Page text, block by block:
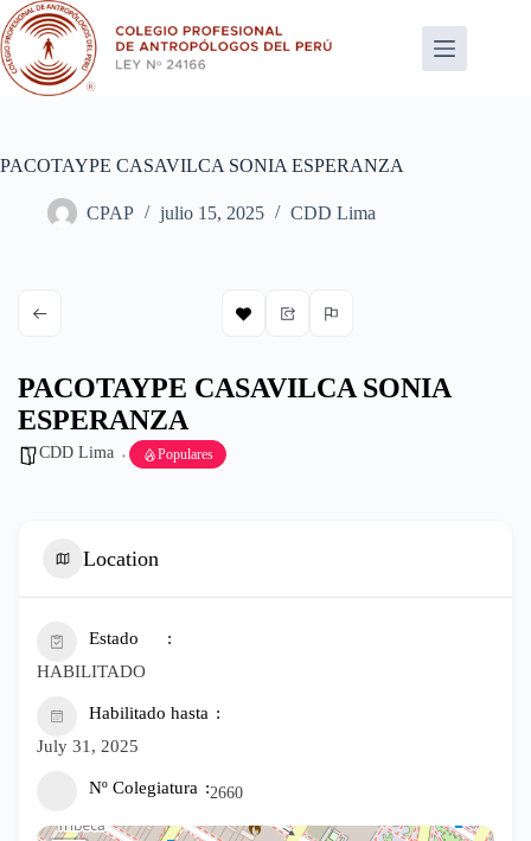
Saltar
al
contenido
PACOTAYPE CASAVILCA SONIA ESPERANZA
CPAP julio 15, 2025 CDD Lima
PACOTAYPE CASAVILCA SONIA
ESPERANZA
CDD Lima Populares
Location
Estado
HABILITADO
Habilitado hasta
July 31, 2025
Nº Colegiatura 2660